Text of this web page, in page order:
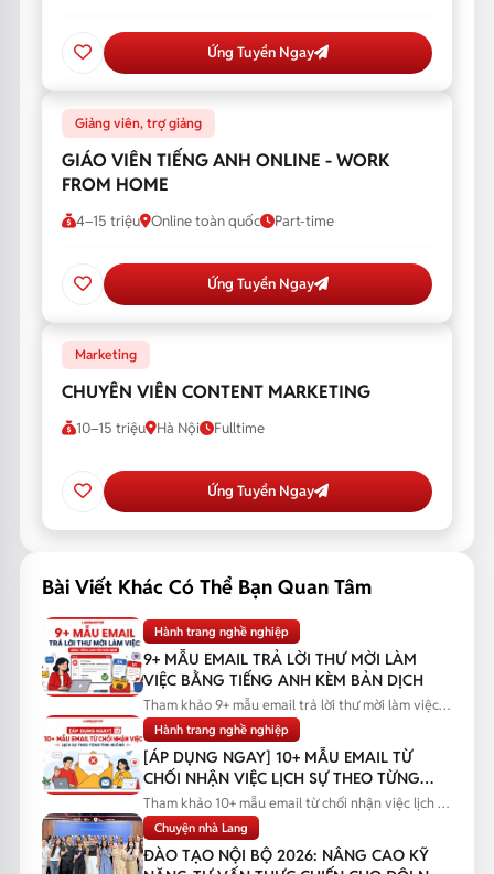
Ứng Tuyển Ngay
Giảng viên, trợ giảng
GIÁO VIÊN TIẾNG ANH ONLINE - WORK
FROM HOME
4–15 triệu Online toàn quốc Part-time
Ứng Tuyển Ngay
Marketing
CHUYÊN VIÊN CONTENT MARKETING
10–15 triệu Hà Nội Fulltime
Ứng Tuyển Ngay
Bài Viết Khác Có Thể Bạn Quan Tâm
Hành trang nghề nghiệp
9+ MẪU EMAIL TRẢ LỜI THƯ MỜI LÀM
VIỆC BẰNG TIẾNG ANH KÈM BẢN DỊCH
Tham khảo 9+ mẫu email trả lời thư mời làm việc
bằng tiếng Anh kèm bản...
Hành trang nghề nghiệp
[ÁP DỤNG NGAY] 10+ MẪU EMAIL TỪ
CHỐI NHẬN VIỆC LỊCH SỰ THEO TỪNG
TÌNH HUỐNG
Tham khảo 10+ mẫu email từ chối nhận việc lịch sự
theo từng tình huống...
Chuyện nhà Lang
ĐÀO TẠO NỘI BỘ 2026: NÂNG CAO KỸ